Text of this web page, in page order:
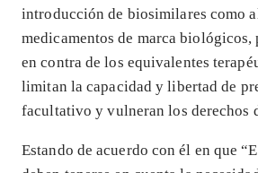
introducción de biosimilares como
medicamentos de marca biológicos,
en contra de los equivalentes
limitan la capacidad y libertad de
facultativo y vulneran los derechos
Estando de acuerdo con él en que